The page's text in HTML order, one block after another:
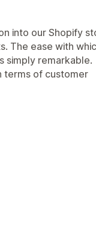
into our Shopify
The ease with
simply remarkable.
terms of customer